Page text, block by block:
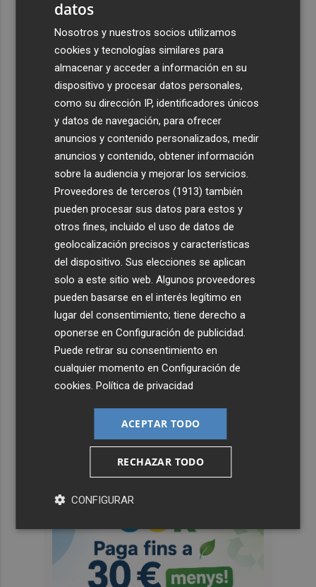
datos
Nosotros y nuestros socios utilizamos
cookies y tecnologías similares para
almacenar y acceder a información en su
dispositivo y procesar datos personales,
como su dirección IP, identificadores únicos
y datos de navegación, para ofrecer
anuncios y contenido personalizados, medir
anuncios y contenido, obtener información
sobre la audiencia y mejorar los servicios.
Proveedores de terceros (1913) también
pueden procesar sus datos para estos y
otros fines, incluido el uso de datos de
geolocalización precisos y características
del dispositivo. Sus elecciones se aplican
solo a este sitio web. Algunos proveedores
pueden basarse en el interés legítimo en
lugar del consentimiento; tiene derecho a
oponerse enConfiguración de publicidad.
Puede retirar su consentimiento en
cualquier momento enConfiguración de
cookies.Política de privacidad
ACEPTAR TODO
RECHAZAR TODO
CONFIGURAR